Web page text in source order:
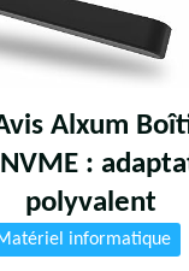
Alxum
:
polyvalent
informatique